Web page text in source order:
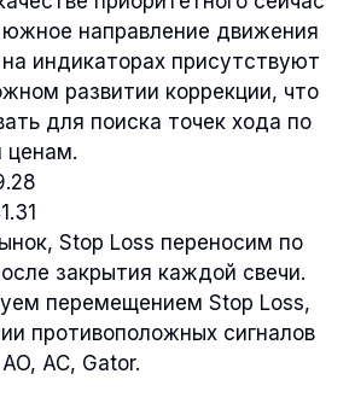
направление движения
индикаторах присутствуют
развитии коррекции, что
для поиска точек хода по
ценам.
Stop Loss переносим по
закрытия каждой свечи.
перемещением Stop Loss,
противоположных сигналов
AC, Gator.